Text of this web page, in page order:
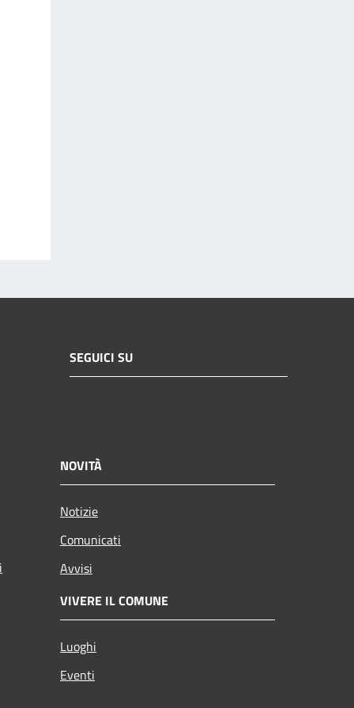
SEGUICI SU
NOVITÀ
Notizie
Comunicati
Avvisi
VIVERE IL COMUNE
Luoghi
Eventi